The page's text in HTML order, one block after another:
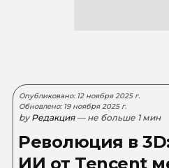
Опубликовано: 12 ноября 2025 г.
Обновлено: 19 ноября 2025 г.
by Редакция — не больше 1 мин
Революция в
ИИ от Tencent